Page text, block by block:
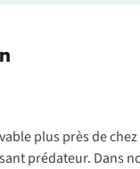
plus près de
prédateur. Dans